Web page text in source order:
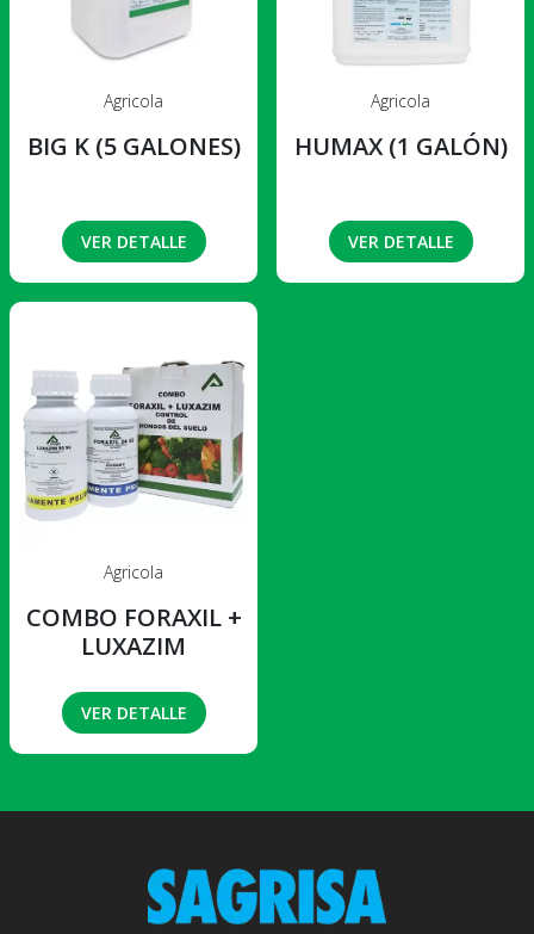
Agricola
BIG K (5 GALONES)
VER DETALLE
Agricola
HUMAX (1 GALÓN)
VER DETALLE
Agricola
COMBO FORAXIL +
LUXAZIM
VER DETALLE